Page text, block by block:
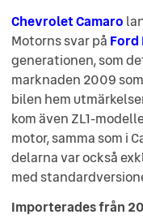
Chevrolet Camaro
Motorns svar på Ford
generationen, som
marknaden 2009
bilen hem
kom även ZL1-
motor, samma som i
delarna var också
med
Importerades från